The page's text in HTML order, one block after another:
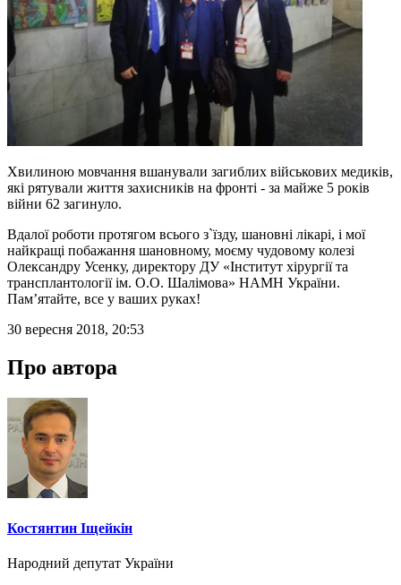
Хвилиною мовчання вшанували загиблих військових медиків,
які рятували життя захисників на фронті - за майже 5 років
війни 62 загинуло.
Вдалої роботи протягом всього з`їзду, шановні лікарі, і мої
найкращі побажання шановному, моєму чудовому колезі
Олександру Усенку, директору ДУ «Інститут хірургії та
трансплантології ім. О.О. Шалімова» НАМН України.
Пам’ятайте, все у ваших руках!
30 вересня 2018, 20:53
Про автора
Костянтин Іщейкін
Народний депутат України